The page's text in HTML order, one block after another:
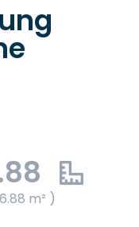
m² )